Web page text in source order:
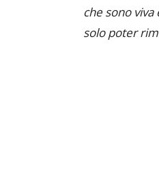
che sono
solo poter